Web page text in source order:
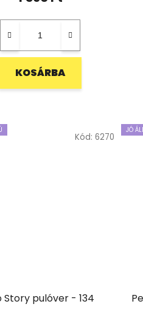
KOSÁRBA
Story pulóver - 134
Kód: 6270
JÓ